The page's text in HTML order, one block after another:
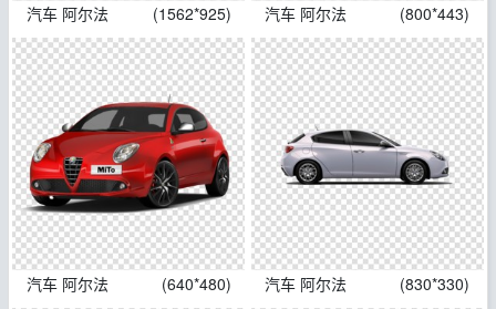
汽车 阿尔法 (1562*925) 汽车 阿尔法 (800*443)
汽车 阿尔法 (640*480) 汽车 阿尔法 (830*330)